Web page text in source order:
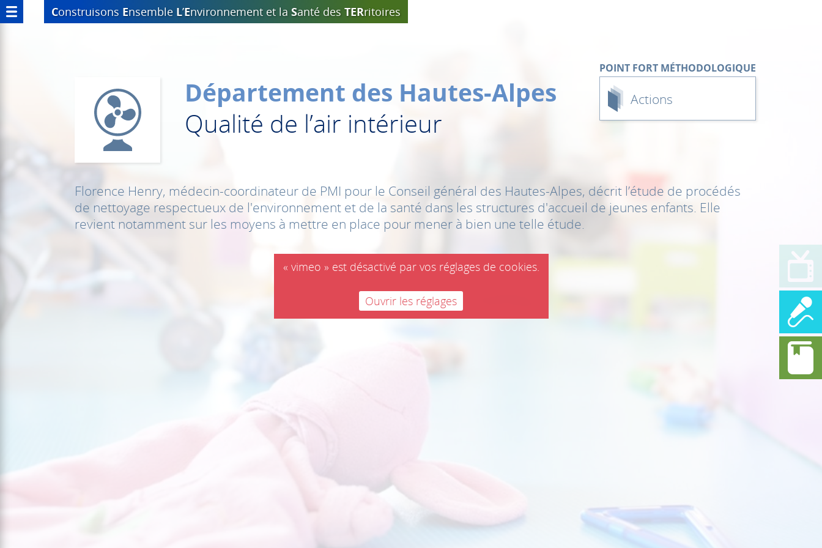
Construisons Ensemble L’Environnement et la Santé des TERritoires
Actions
Département des Hautes-Alpes
Qualité de l’air intérieur
Florence Henry, médecin-coordinateur de PMI pour le Conseil général des Hautes-Alpes, décrit l’étude de procédés
de nettoyage respectueux de l'environnement et de la santé dans les structures d'accueil de jeunes enfants. Elle
revient notamment sur les moyens à mettre en place pour mener à bien une telle étude.
« vimeo » est désactivé par vos réglages de cookies.
Ouvrir les réglages